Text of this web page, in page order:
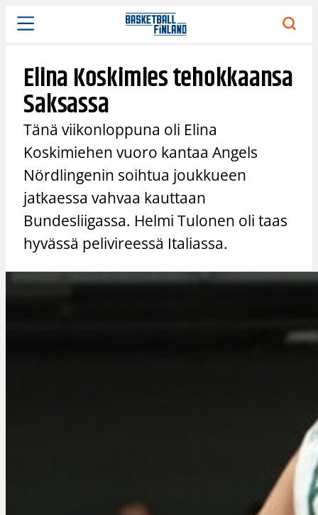
Siirry
sisältöön
Elina Koskimies tehokkaansa
Saksassa
Tänä viikonloppuna oli Elina
Koskimiehen vuoro kantaa Angels
Nördlingenin soihtua joukkueen
jatkaessa vahvaa kauttaan
Bundesliigassa. Helmi Tulonen oli taas
hyvässä pelivireessä Italiassa.